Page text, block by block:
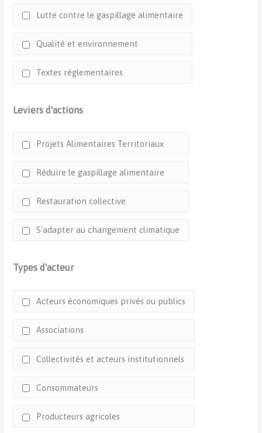
Lutte contre le gaspillage alimentaire
Qualité et environnement
Textes réglementaires
Leviers d'actions
Projets Alimentaires Territoriaux
Réduire le gaspillage alimentaire
Restauration collective
S'adapter au changement climatique
Types d'acteur
Acteurs économiques privés ou publics
Associations
Collectivités et acteurs institutionnels
Consommateurs
Producteurs agricoles